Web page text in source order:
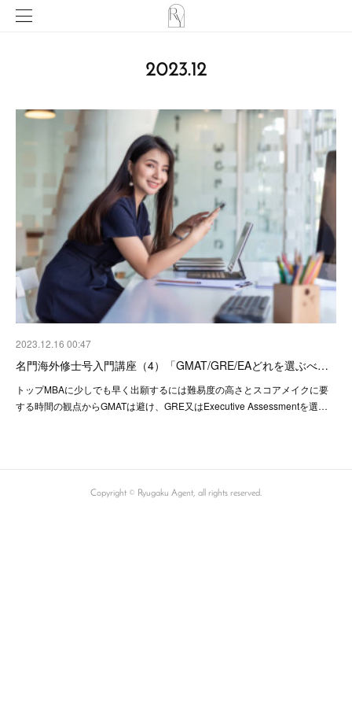
2023.12
2023.12.16 00:47
名門海外修士号入門講座（4）「GMAT/GRE/EAどれを選ぶべ…
トップMBAに少しでも早く出願するには難易度の高さとスコアメイクに要
する時間の観点からGMATは避け、GRE又はExecutive Assessmentを選…
Copyright ©︎ Ryugaku Agent, all rights reserved.